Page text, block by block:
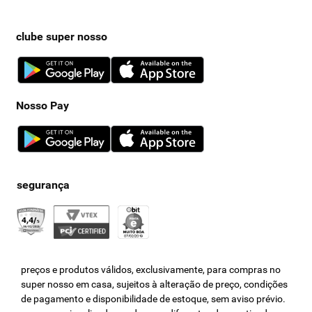
clube super nosso
Nosso Pay
preços e produtos válidos, exclusivamente, para compras no
super nosso em casa, sujeitos à alteração de preço, condições
de pagamento e disponibilidade de estoque, sem aviso prévio.